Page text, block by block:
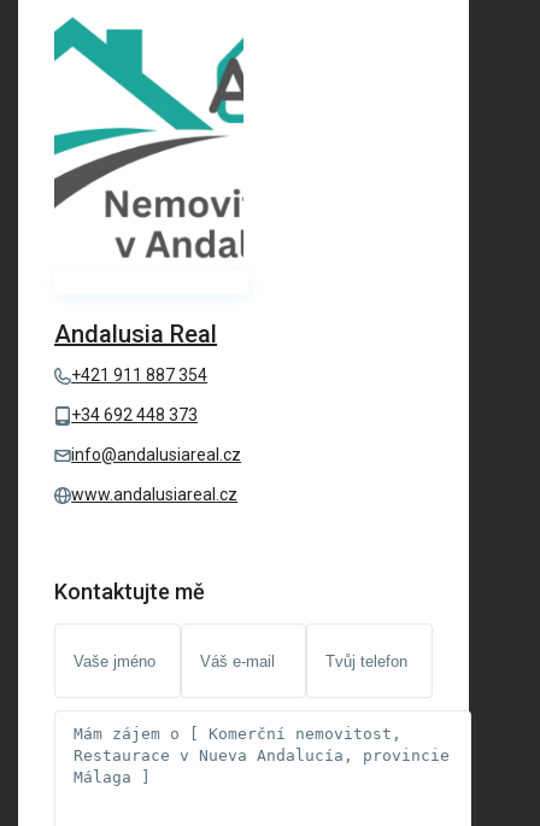
Andalusia Real
+421 911 887 354
+34 692 448 373
info@andalusiareal.cz
www.andalusiareal.cz
Kontaktujte mě